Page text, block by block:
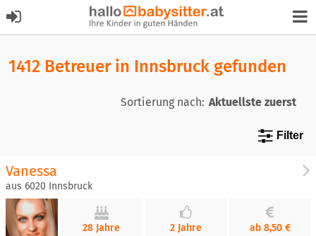
1412 Betreuer in Innsbruck gefunden
Sortierung nach:
Filter
Vanessa
aus 6020 Innsbruck
28 Jahre
2 Jahre
ab 8,50 €